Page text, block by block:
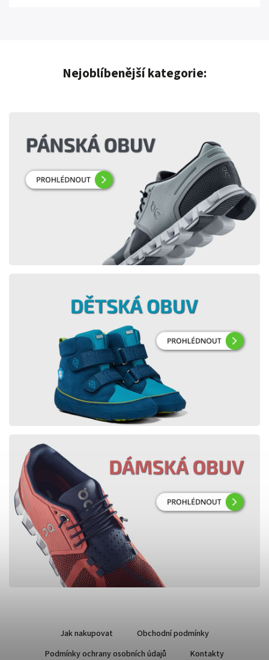
Nejoblíbenější kategorie:
Jak nakupovat
Obchodní podmínky
Podmínky ochrany osobních údajů
Kontakty